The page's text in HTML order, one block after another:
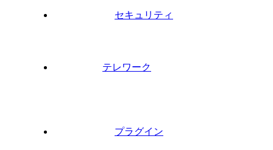
セキュリティ
テレワーク
プラグイン